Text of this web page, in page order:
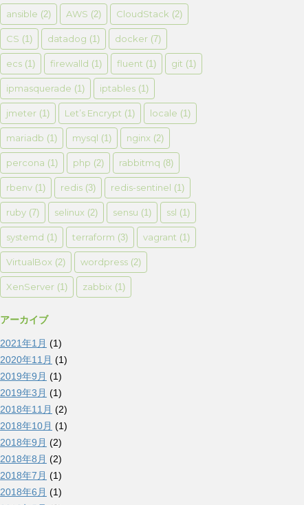
ansible (2) AWS (2) CloudStack (2)
CS (1) datadog (1) docker (7)
ecs (1) firewalld (1) fluent (1) git (1)
ipmasquerade (1) iptables (1)
jmeter (1) Let’s Encrypt (1) locale (1)
mariadb (1) mysql (1) nginx (2)
percona (1) php (2) rabbitmq (8)
rbenv (1) redis (3) redis-sentinel (1)
ruby (7) selinux (2) sensu (1) ssl (1)
systemd (1) terraform (3) vagrant (1)
VirtualBox (2) wordpress (2)
XenServer (1) zabbix (1)
アーカイブ
2021年1月 (1)
2020年11月 (1)
2019年9月 (1)
2019年3月 (1)
2018年11月 (2)
2018年10月 (1)
2018年9月 (2)
2018年8月 (2)
2018年7月 (1)
2018年6月 (1)